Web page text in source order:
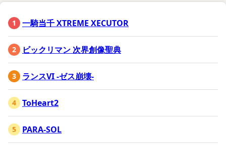
一騎当千 XTREME XECUTOR
ビックリマン 次界創像聖典
ランスVI -ゼス崩壊-
ToHeart2
PARA-SOL